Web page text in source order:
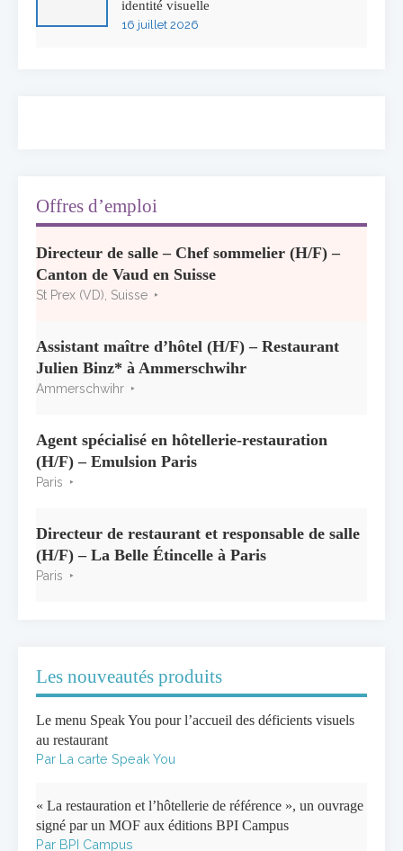
identité visuelle
16 juillet 2026
sélection consacrée à la Bourgogne
7 juillet 2026
40 ans chez Georges Blanc
3 juillet 2026
Offres d’emploi
Directeur de salle – Chef sommelier (H/F) –
Canton de Vaud en Suisse
St Prex (VD), Suisse
Assistant maître d’hôtel (H/F) – Restaurant
Julien Binz* à Ammerschwihr
Ammerschwihr
Agent spécialisé en hôtellerie-restauration
(H/F) – Emulsion Paris
Paris
Directeur de restaurant et responsable de salle
(H/F) – La Belle Étincelle à Paris
Paris
Les nouveautés produits
Le menu Speak You pour l’accueil des déficients visuels
au restaurant
Par La carte Speak You
« La restauration et l’hôtellerie de référence », un ouvrage
signé par un MOF aux éditions BPI Campus
Par BPI Campus